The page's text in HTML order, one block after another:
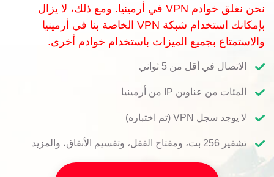
نحن نغلق خوادم VPN في أرمينيا. ومع ذلك، لا يزال
بإمكانك استخدام شبكة VPN الخاصة بنا في أرمينيا
والاستمتاع بجميع الميزات باستخدام خوادم أخرى.
الاتصال في أقل من 5 ثواني
المئات من عناوين IP من أرمينيا
لا يوجد سجل VPN (تم اختباره)
تشفير 256 بت، ومفتاح القفل، وتقسيم الأنفاق، والمزيد